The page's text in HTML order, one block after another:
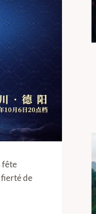
fête
fierté de